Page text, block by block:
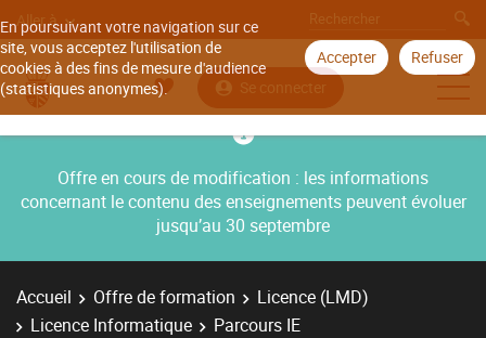
En poursuivant votre navigation sur ce
site, vous acceptez l'utilisation de
cookies à des fins de mesure d'audience
(statistiques anonymes).
Accepter Refuser
Aller à
Se connecter
Offre en cours de modification : les informations
concernant le contenu des enseignements peuvent évoluer
jusqu’au 30 septembre
Accueil Offre de formation
Licence (LMD)
Licence Informatique
Parcours IE